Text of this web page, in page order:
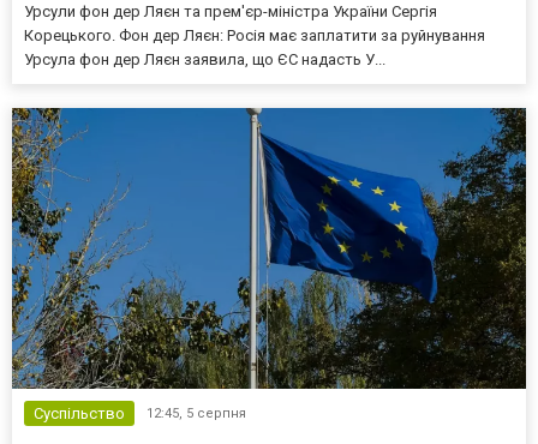
Урсули фон дер Ляєн та прем'єр-міністра України Сергія
Корецького. Фон дер Ляєн: Росія має заплатити за руйнування
Урсула фон дер Ляєн заявила, що ЄС надасть У...
Суспільство 12:45, 5 серпня